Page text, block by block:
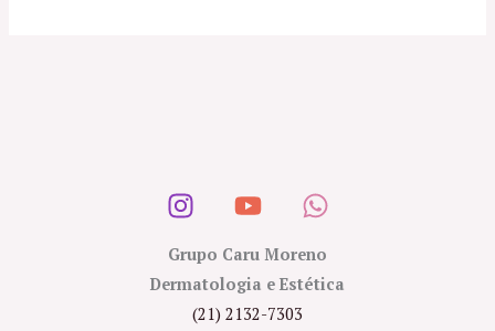
Grupo Caru Moreno
Dermatologia e Estética
(21) 2132-7303